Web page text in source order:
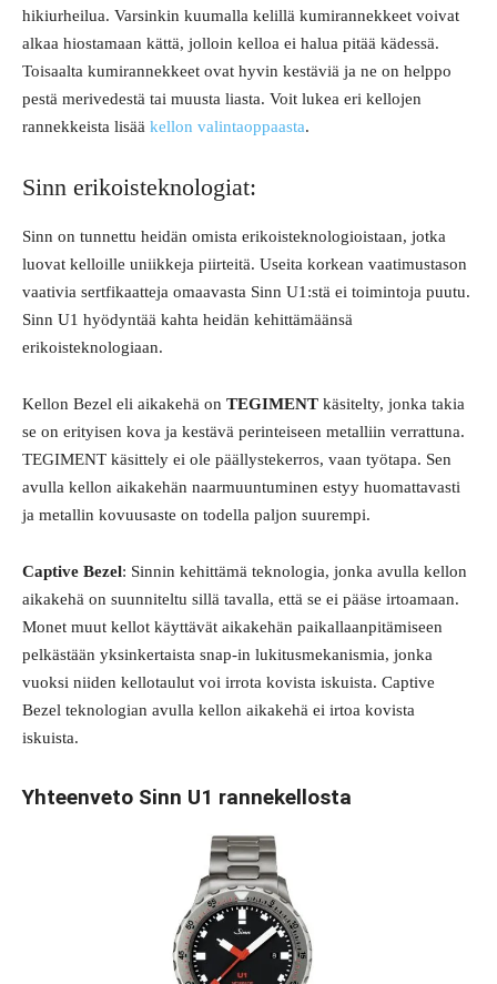
hikiurheilua. Varsinkin kuumalla kelillä kumirannekkeet voivat
alkaa hiostamaan kättä, jolloin kelloa ei halua pitää kädessä.
Toisaalta kumirannekkeet ovat hyvin kestäviä ja ne on helppo
pestä merivedestä tai muusta liasta. Voit lukea eri kellojen
rannekkeista lisää kellon valintaoppaasta.
Sinn erikoisteknologiat:
Sinn on tunnettu heidän omista erikoisteknologioistaan, jotka
luovat kelloille uniikkeja piirteitä. Useita korkean vaatimustason
vaativia sertfikaatteja omaavasta Sinn U1:stä ei toimintoja puutu.
Sinn U1 hyödyntää kahta heidän kehittämäänsä
erikoisteknologiaan.
Kellon Bezel eli aikakehä on TEGIMENT käsitelty, jonka takia
se on erityisen kova ja kestävä perinteiseen metalliin verrattuna.
TEGIMENT käsittely ei ole päällystekerros, vaan työtapa. Sen
avulla kellon aikakehän naarmuuntuminen estyy huomattavasti
ja metallin kovuusaste on todella paljon suurempi.
Captive Bezel: Sinnin kehittämä teknologia, jonka avulla kellon
aikakehä on suunniteltu sillä tavalla, että se ei pääse irtoamaan.
Monet muut kellot käyttävät aikakehän paikallaanpitämiseen
pelkästään yksinkertaista snap-in lukitusmekanismia, jonka
vuoksi niiden kellotaulut voi irrota kovista iskuista. Captive
Bezel teknologian avulla kellon aikakehä ei irtoa kovista
iskuista.
Yhteenveto Sinn U1 rannekellosta